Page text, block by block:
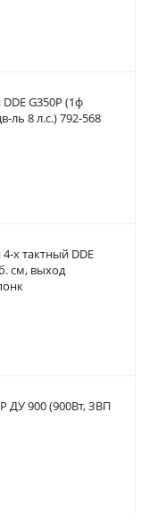
G350P (1ф
ль 8 л.с.) 792-568
х тактный DDE
см, выход
ДУ 900 (900Вт, ЗВП